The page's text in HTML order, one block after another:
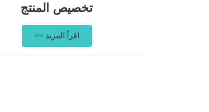
تخصيص المنتج
اقرأ المزيد >>